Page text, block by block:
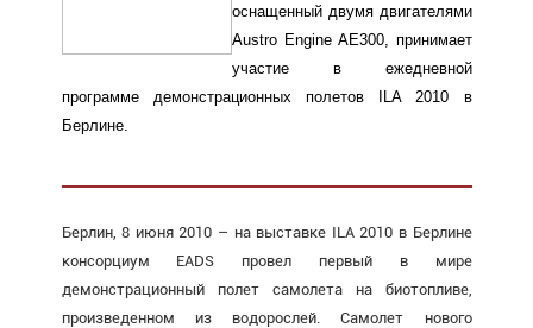
оснащенный двумя двигателями
Austro Engine AE300, принимает
участие в ежедневной
программе демонстрационных полетов ILA 2010 в
Берлине.
Берлин, 8 июня 2010 – на выставке ILA 2010 в Берлине
консорциум EADS провел первый в мире
демонстрационный полет самолета на биотопливе,
произведенном из водорослей. Самолет нового